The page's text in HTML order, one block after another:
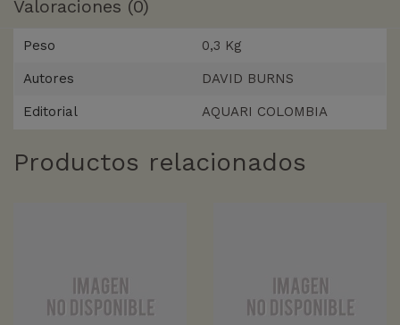
Valoraciones (0)
Peso 0,3 Kg
Autores DAVID BURNS
Editorial AQUARI COLOMBIA
Productos relacionados